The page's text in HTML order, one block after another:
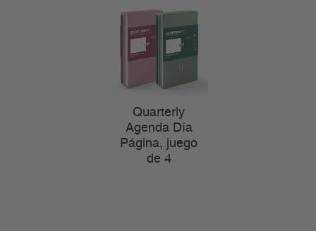
Quarterly
Agenda Día
Página, juego
de 4